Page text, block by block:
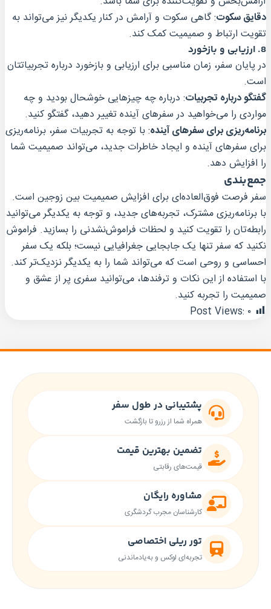
دقایق سکوت: گاهی سکوت و آرامش در کنار یکدیگر نیز می‌تواند به
تقویت ارتباط و صمیمیت کمک کند.
8. ارزیابی و بازخورد
در پایان سفر، زمان مناسبی برای ارزیابی و بازخورد درباره تجربیاتتان
است.
گفتگو درباره تجربیات: درباره چه چیزهایی خوشحال بودید و چه
مواردی را می‌خواهید در سفرهای آینده تغییر دهید، گفتگو کنید.
برنامه‌ریزی برای سفرهای آینده: با توجه به تجربیات سفر، برنامه‌ریزی
برای سفرهای آینده و ایجاد خاطرات جدید، می‌تواند صمیمیت شما
را افزایش دهد.
جمع‌بندی
سفر فرصت فوق‌العاده‌ای برای افزایش صمیمیت بین زوجین است.
با برنامه‌ریزی مشترک، تجربه‌های جدید، و توجه به یکدیگر می‌توانید
رابطه‌تان را تقویت کنید و لحظات فراموش‌نشدنی را بسازید. فراموش
نکنید که سفر تنها یک جابجایی جغرافیایی نیست؛ بلکه یک سفر
احساسی و روحی است که می‌تواند شما را به یکدیگر نزدیک‌تر کند.
با استفاده از این نکات و ترفندها، می‌توانید سفری پر از عشق و
صمیمیت را تجربه کنید.
Post Views: ۰
پشتیبانی در طول سفر
همراه شما از رزرو تا بازگشت
تضمین بهترین قیمت
قیمت‌های رقابتی
مشاوره رایگان
کارشناسان مجرب گردشگری
تور ریلی اختصاصی
تجربه‌ای لوکس و به‌یادماندنی